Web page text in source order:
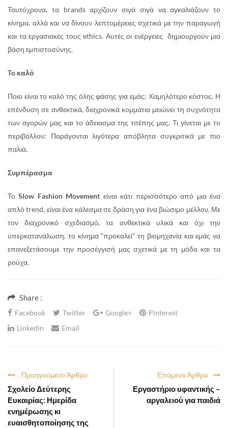
Ταυτόχρονα, τα brands αρχίζουν σιγά σιγά να αγκαλιάζουν το
κίνημα, αλλά και να δίνουν λεπτομέρειες σχετικά με την παραγωγή
και τα εργασιακές τους ethics. Αυτές οι ενέργειες δημιουργούν μια
βάση εμπιστοσύνης.
To καλό
Ποιο είναι το καλό της όλης φάσης για εμάς; Χαμηλότερο κόστος. Η
επένδυση σε ανθεκτικά, διαχρονικά κομμάτια μειώνει τη συχνότητα
των αγορών μας και το άδειασμα της τσέπης μας. Τι γίνεται με το
περιβάλλον: Παράγονται λιγότερα απόβλητα συγκριτικά με πιο
παλιά.
Συμπέρασμα
ΤοSlow Fashion Movement είναι κάτι περισσότερο από μια ένα
απλό trend, είναι ένα κάλεσμα σε δράση για ένα βιώσιμο μέλλον. Με
τον διαχρονικό σχεδιασμό, τα ανθεκτικά υλικά και όχι την
υπερκατανάλωση, το κίνημα “προκαλεί” τη βιομηχανία και εμάς να
επανεξετάσουμε την προσέγγισή μας σχετικά με τη μόδα και τα
ρούχα.
Share :
Facebook Twitter Google+
Pinterest
Linkedin
Email
Επόμενο Άρθρο
Εργαστήριο υφαντικής –
αργαλειού για παιδιά
Προηγούμενο Άρθρο
Σχολείο Δεύτερης
Ευκαιρίας: Ημερίδα
ενημέρωσης κι
ευαισθητοποίησης της